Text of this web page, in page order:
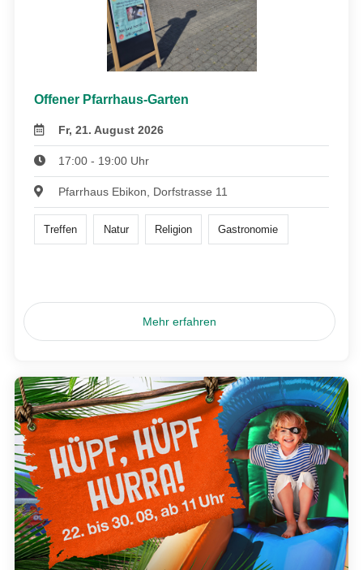
Offener Pfarrhaus-Garten
Fr, 21. August 2026
17:00 - 19:00 Uhr
Pfarrhaus Ebikon, Dorfstrasse 11
Treffen Natur Religion Gastronomie
Mehr erfahren